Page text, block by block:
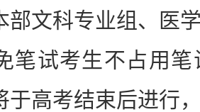
部文科专业组、医
笔试考生不占用
于高考结束后进行